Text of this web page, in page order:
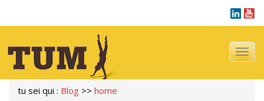
tu sei qui : Blog >> home